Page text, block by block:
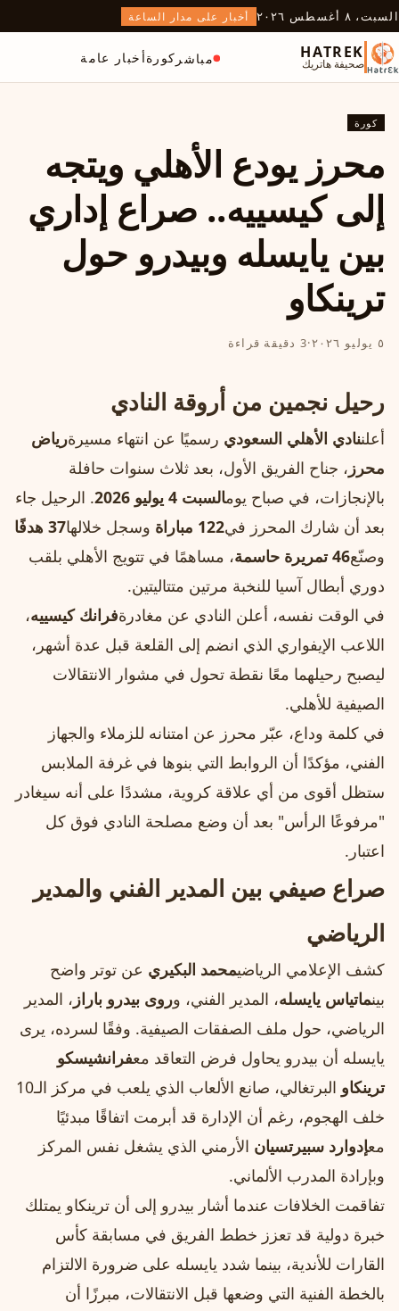
السبت، ٨ أغسطس ٢٠٢٦ أخبار على مدار الساعة
HATREK
صحيفة هاتريك مباشر كورةأخبار عامة
كورة
محرز يودع الأهلي ويتجه
إلى كيسييه.. صراع إداري
بين يايسله وبيدرو حول
ترينكاو
٥ يوليو ٢٠٢٦ ·3 دقيقة قراءة
رحيل نجمين من أروقة النادي
أعلننادي الأهلي السعودي رسميًا عن انتهاء مسيرةرياض
محرز ، جناح الفريق الأول، بعد ثلاث سنوات حافلة
بالإنجازات، في صباح يومالسبت 4 يوليو 2026
. الرحيل جاء
بعد أن شارك المحرز في122 مباراة وسجل خلالها37 هدفًا
وصنّع46 تمريرة حاسمة
، مساهمًا في تتويج الأهلي بلقب
دوري أبطال آسيا للنخبة مرتين متتاليتين.
في الوقت نفسه، أعلن النادي عن مغادرةفرانك كيسييه،
اللاعب الإيفواري الذي انضم إلى القلعة قبل عدة أشهر،
ليصبح رحيلهما معًا نقطة تحول في مشوار الانتقالات
الصيفية للأهلي.
في كلمة وداع، عبّر محرز عن امتنانه للزملاء والجهاز
الفني، مؤكدًا أن الروابط التي بنوها في غرفة الملابس
ستظل أقوى من أي علاقة كروية، مشددًا على أنه سيغادر
"مرفوعًا الرأس" بعد أن وضع مصلحة النادي فوق كل
اعتبار.
صراع صيفي بين المدير الفني والمدير
الرياضي
كشف الإعلامي الرياضيمحمد البكيري عن توتر واضح
بينماتياس يايسله، المدير الفني، وروى بيدرو باراز ، المدير
الرياضي، حول ملف الصفقات الصيفية. وفقًا لسرده، يرى
يايسله أن بيدرو يحاول فرض التعاقد معفرانشيسكو
ترينكاو
البرتغالي، صانع الألعاب الذي يلعب في مركز الـ10
خلف الهجوم، رغم أن الإدارة قد أبرمت اتفاقًا مبدئيًا
معإدوارد سبيرتسيان الأرمني الذي يشغل نفس المركز
وبإرادة المدرب الألماني.
تفاقمت الخلافات عندما أشار بيدرو إلى أن ترينكاو يمتلك
خبرة دولية قد تعزز خطط الفريق في مسابقة كأس
القارات للأندية، بينما شدد يايسله على ضرورة الالتزام
بالخطة الفنية التي وضعها قبل الانتقالات، مبرزًا أن